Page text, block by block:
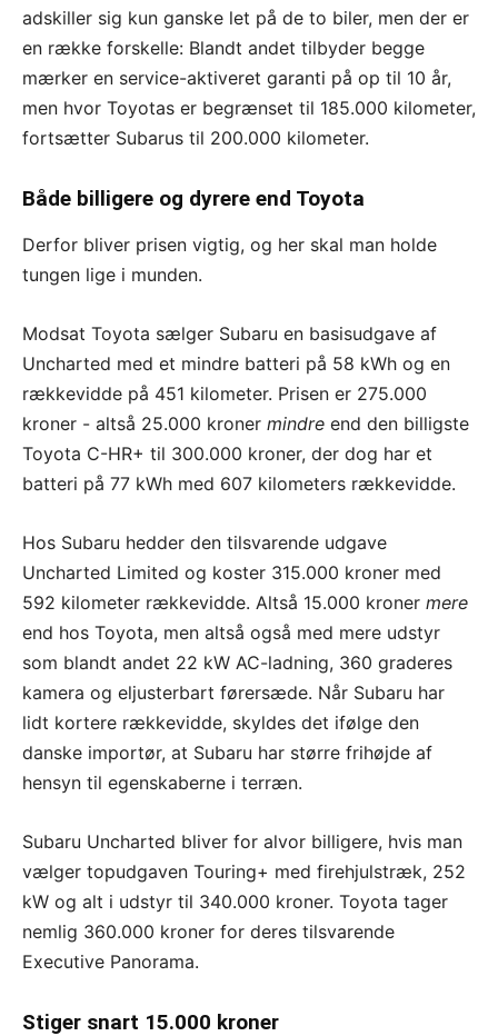
adskiller sig kun ganske let på de to biler, men der er
en række forskelle: Blandt andet tilbyder begge
mærker en service-aktiveret garanti på op til 10 år,
men hvor Toyotas er begrænset til 185.000 kilometer,
fortsætter Subarus til 200.000 kilometer.
Både billigere og dyrere end Toyota
Derfor bliver prisen vigtig, og her skal man holde
tungen lige i munden.
Modsat Toyota sælger Subaru en basisudgave af
Uncharted med et mindre batteri på 58 kWh og en
rækkevidde på 451 kilometer. Prisen er 275.000
kroner - altså 25.000 kroner mindre end den billigste
Toyota C-HR+ til 300.000 kroner, der dog har et
batteri på 77 kWh med 607 kilometers rækkevidde.
Hos Subaru hedder den tilsvarende udgave
Uncharted Limited og koster 315.000 kroner med
592 kilometer rækkevidde. Altså 15.000 kroner mere
end hos Toyota, men altså også med mere udstyr
som blandt andet 22 kW AC-ladning, 360 graderes
kamera og eljusterbart førersæde. Når Subaru har
lidt kortere rækkevidde, skyldes det ifølge den
danske importør, at Subaru har større frihøjde af
hensyn til egenskaberne i terræn.
Subaru Uncharted bliver for alvor billigere, hvis man
vælger topudgaven Touring+ med firehjulstræk, 252
kW og alt i udstyr til 340.000 kroner. Toyota tager
nemlig 360.000 kroner for deres tilsvarende
Executive Panorama.
Stiger snart 15.000 kroner